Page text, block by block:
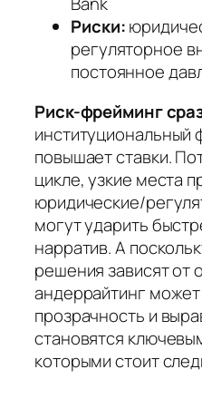
Риски:
регуляторное
постоянное
Риск-фрейминг
институциональный
повышает ставки.
цикле, узкие места
юридические/
могут ударить
нарратив. А
решения зависят от
андеррайтинг
прозрачность и
становятся
которыми стоит